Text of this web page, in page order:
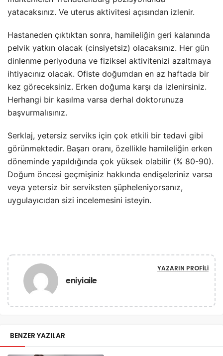
yatacaksınız. Ve uterus aktivitesi açısından izlenir.
Hastaneden çıktıktan sonra, hamileliğin geri kalanında
pelvik yatkın olacak (cinsiyetsiz) olacaksınız. Her gün
dinlenme periyoduna ve fiziksel aktivitenizi azaltmaya
ihtiyacınız olacak. Ofiste doğumdan en az haftada bir
kez göreceksiniz. Erken doğuma karşı da izlenirsiniz.
Herhangi bir kasılma varsa derhal doktorunuza
başvurmalısınız.
Serklaj, yetersiz serviks için çok etkili bir tedavi gibi
görünmektedir. Başarı oranı, özellikle hamileliğin erken
döneminde yapıldığında çok yüksek olabilir (% 80-90).
Doğum öncesi geçmişiniz hakkında endişeleriniz varsa
veya yetersiz bir serviksten şüpheleniyorsanız,
uygulayıcıdan sizi incelemesini isteyin.
eniyiaile
YAZARIN PROFILI
BENZER YAZILAR